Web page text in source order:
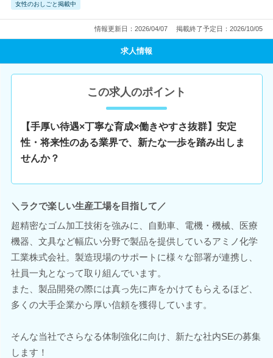
女性のおしごと掲載中
情報更新日：2026/04/07 掲載終了予定日：2026/10/05
求人情報
この求人のポイント
【手厚い待遇×丁寧な育成×働きやすさ抜群】安定
性・将来性のある業界で、新たな一歩を踏み出しま
せんか？
＼ラクで楽しい生産工場を目指して／
超精密なゴム加工技術を強みに、自動車、電機・機械、医療
機器、文具など幅広い分野で製品を提供しているアミノ化学
工業株式会社。製造現場のサポートに様々な部署が連携し、
社員一丸となって取り組んでいます。
また、製品開発の際には真っ先に声をかけてもらえるほど、
多くの大手企業から厚い信頼を獲得しています。
そんな当社でさらなる体制強化に向け、新たな社内SEの募集
します！